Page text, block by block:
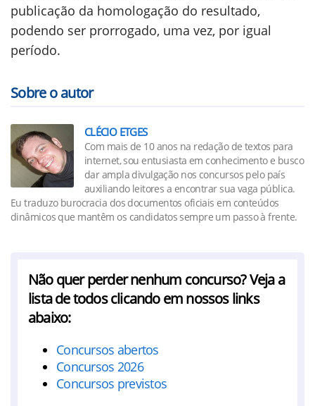
publicação da homologação do resultado,
podendo ser prorrogado, uma vez, por igual
período.
Sobre o autor
CLÉCIO ETGES
Com mais de 10 anos na redação de textos para
internet, sou entusiasta em conhecimento e busco
dar ampla divulgação nos concursos pelo país
auxiliando leitores a encontrar sua vaga pública.
Eu traduzo burocracia dos documentos oficiais em conteúdos
dinâmicos que mantêm os candidatos sempre um passo à frente.
Não quer perder nenhum concurso? Veja a
lista de todos clicando em nossos links
abaixo:
Concursos abertos
Concursos 2026
Concursos previstos